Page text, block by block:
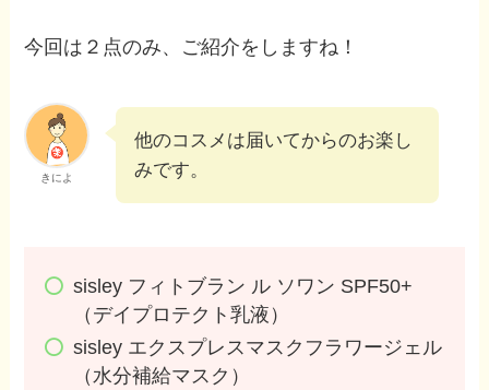
今回は２点のみ、ご紹介をしますね！
きによ
他のコスメは届いてからのお楽し
みです。
sisley フィトブラン ル ソワン SPF50+
（デイプロテクト乳液）
sisley エクスプレスマスクフラワージェル
（水分補給マスク）